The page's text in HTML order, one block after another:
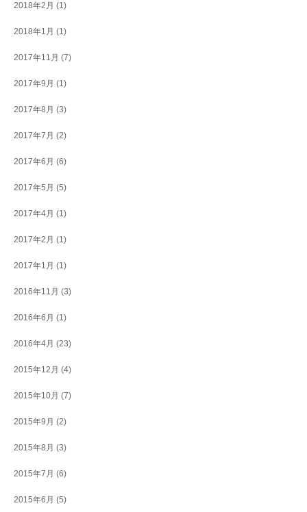
2018年2月 (1)
2018年1月 (1)
2017年11月 (7)
2017年9月 (1)
2017年8月 (3)
2017年7月 (2)
2017年6月 (6)
2017年5月 (5)
2017年4月 (1)
2017年2月 (1)
2017年1月 (1)
2016年11月 (3)
2016年6月 (1)
2016年4月 (23)
2015年12月 (4)
2015年10月 (7)
2015年9月 (2)
2015年8月 (3)
2015年7月 (6)
2015年6月 (5)